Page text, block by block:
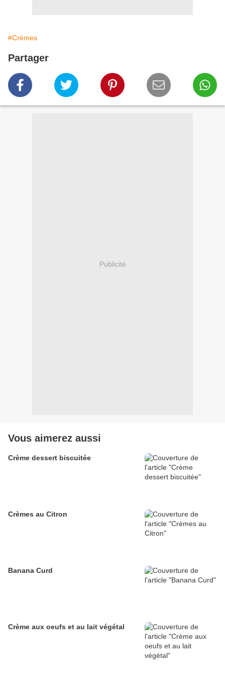
#Crèmes
Partager
Publicité
Vous aimerez aussi
Crème dessert biscuitée
Crèmes au Citron
Banana Curd
Crème aux oeufs et au lait végétal